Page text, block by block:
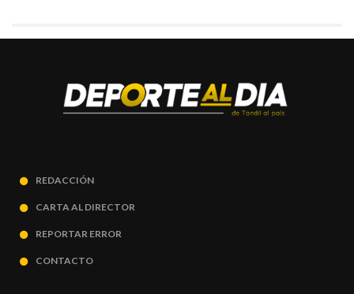
REDACCIÓN
CARTA AL DIRECTOR
REPORTAR ERROR
CONTACTO